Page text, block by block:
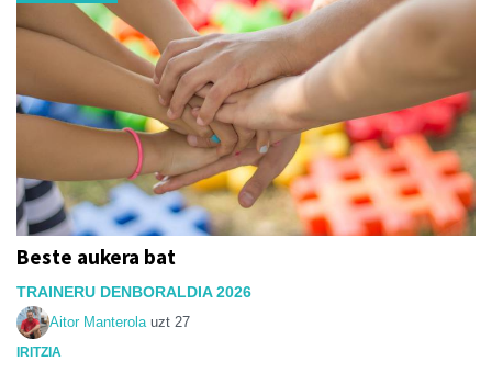
Beste aukera bat
TRAINERU DENBORALDIA 2026
Aitor Manterola uzt 27
IRITZIA